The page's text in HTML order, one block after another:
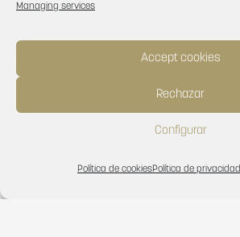
Managing services
Accept cookies
Rechazar
Configurar
Política de cookiesPolítica de privacidad